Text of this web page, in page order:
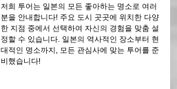
저희 투어는 일본의 모든 좋아하는 명소로 여러
분을 안내합니다! 주요 도시 곳곳에 위치한 다양
한 지점 중에서 선택하여 자신의 경험을 맞춤 설
정할 수 있습니다. 일본의 역사적인 장소부터 현
대적인 명소까지, 모든 관심사에 맞는 투어를 준
비했습니다!